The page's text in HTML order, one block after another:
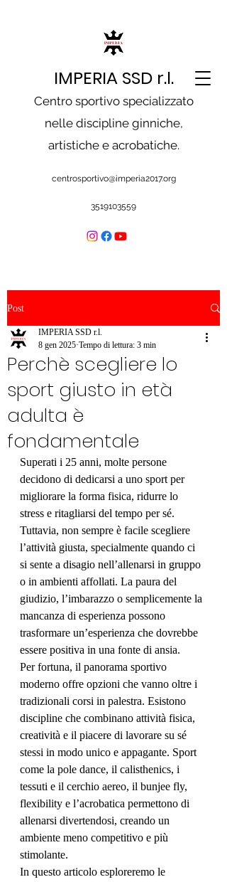
IMPERIA SSD r.l.
Centro sportivo specializzato
nelle discipline ginniche,
artistiche e acrobatiche.
centrosportivo@imperia2017.org
3519103559
Post
Perchè scegliere lo
sport giusto in età
adulta è
fondamentale
IMPERIA SSD r.l.
8 gen 2025 Tempo di lettura: 3 min
Superati i 25 anni, molte persone
decidono di dedicarsi a uno sport per
migliorare la forma fisica, ridurre lo
stress e ritagliarsi del tempo per sé.
Tuttavia, non sempre è facile scegliere
l’attività giusta, specialmente quando ci
si sente a disagio nell’allenarsi in gruppo
o in ambienti affollati. La paura del
giudizio, l’imbarazzo o semplicemente la
mancanza di esperienza possono
trasformare un’esperienza che dovrebbe
essere positiva in una fonte di ansia.
Per fortuna, il panorama sportivo
moderno offre opzioni che vanno oltre i
tradizionali corsi in palestra. Esistono
discipline che combinano attività fisica,
creatività e il piacere di lavorare su sé
stessi in modo unico e appagante. Sport
come la pole dance, il calisthenics, i
tessuti e il cerchio aereo, il bunjee fly,
flexibility e l’acrobatica permettono di
allenarsi divertendosi, creando un
ambiente meno competitivo e più
stimolante.
In questo articolo esploreremo le